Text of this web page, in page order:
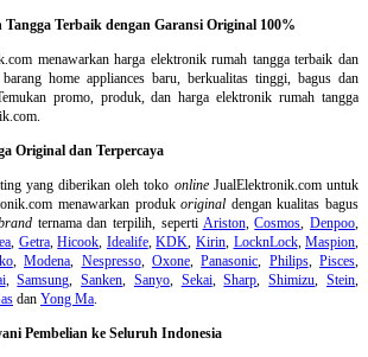
Terbaik dengan Garansi Original 100%
menawarkan harga elektronik rumah tangga terbaik dan
home appliances baru, berkualitas tinggi, bagus dan
promo, produk, dan harga elektronik rumah tangga
Original dan Terpercaya
yang diberikan oleh toko onlineJualElektronik.com untuk
menawarkan produkoriginal dengan kualitas bagus
ternama dan terpilih, seperti Ariston,Cosmos,Denpoo,
, Getra,Hicook, Idealife,KDK, Kirin, LocknLock,Maspion,
,Modena, Nespresso, Oxone,Panasonic, Philips, Pisces,
,Samsung,Sanken, Sanyo, Sekai,Sharp,Shimizu,Stein,
dan Yong Ma.
Pembelian ke Seluruh Indonesia